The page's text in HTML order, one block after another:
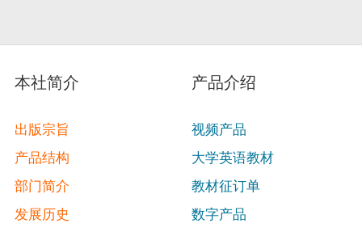
本社简介
出版宗旨
产品结构
部门简介
发展历史
产品介绍
视频产品
大学英语教材
教材征订单
数字产品